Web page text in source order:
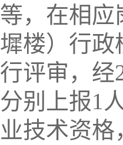
等，在相应
墀楼）行政
行评审，经
分别上报1
业技术资